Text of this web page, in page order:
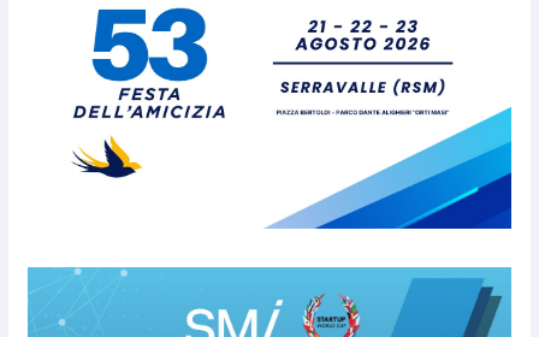
San Marino. “Cena Tramonto &
Live” una serata di
divertimento, arte, buona
cucina e solidarietà, a Faetano.